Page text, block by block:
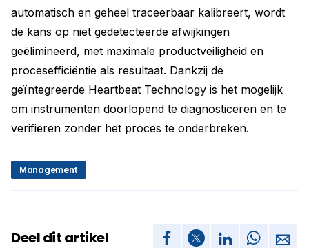
automatisch en geheel traceerbaar kalibreert, wordt
de kans op niet gedetecteerde afwijkingen
geëlimineerd, met maximale productveiligheid en
procesefficiëntie als resultaat. Dankzij de
geïntegreerde Heartbeat Technology is het mogelijk
om instrumenten doorlopend te diagnosticeren en te
verifiëren zonder het proces te onderbreken.
Management
Deel dit artikel